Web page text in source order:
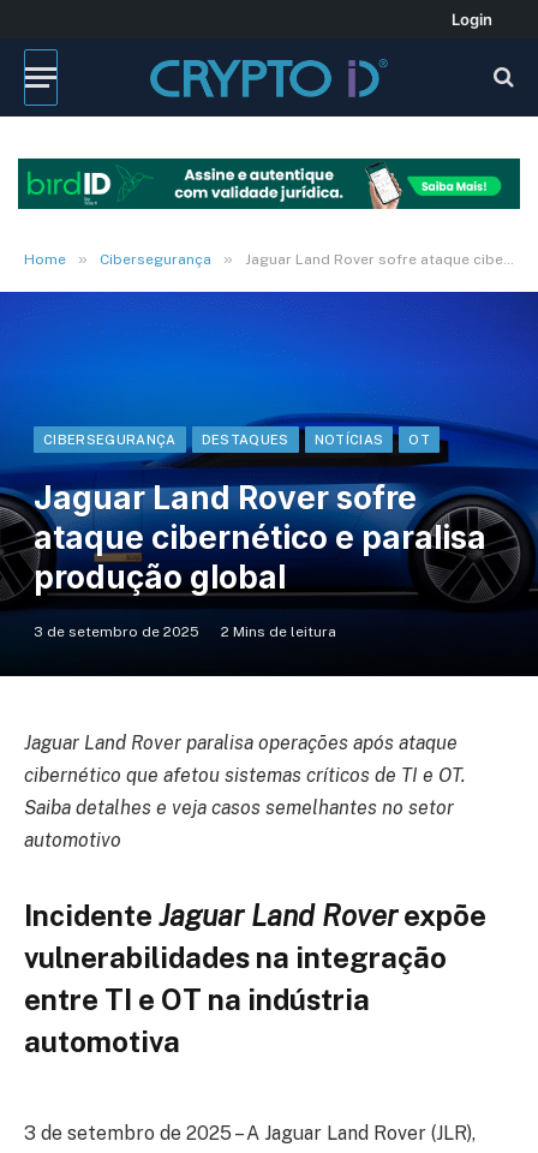
Login
Home » Cibersegurança » Jaguar Land Rover sofre ataque cibernético e paralisa produção global
CIBERSEGURANÇA DESTAQUES NOTÍCIAS OT
Jaguar Land Rover sofre
ataque cibernético e paralisa
produção global
3 de setembro de 2025 2 Mins de leitura
Jaguar Land Rover paralisa operações após ataque
cibernético que afetou sistemas críticos de TI e OT.
Saiba detalhes e veja casos semelhantes no setor
automotivo
Incidente Jaguar Land Roverexpõe
vulnerabilidades na integração
entre TI e OT na indústria
automotiva
3 de setembro de 2025 – A Jaguar Land Rover (JLR),